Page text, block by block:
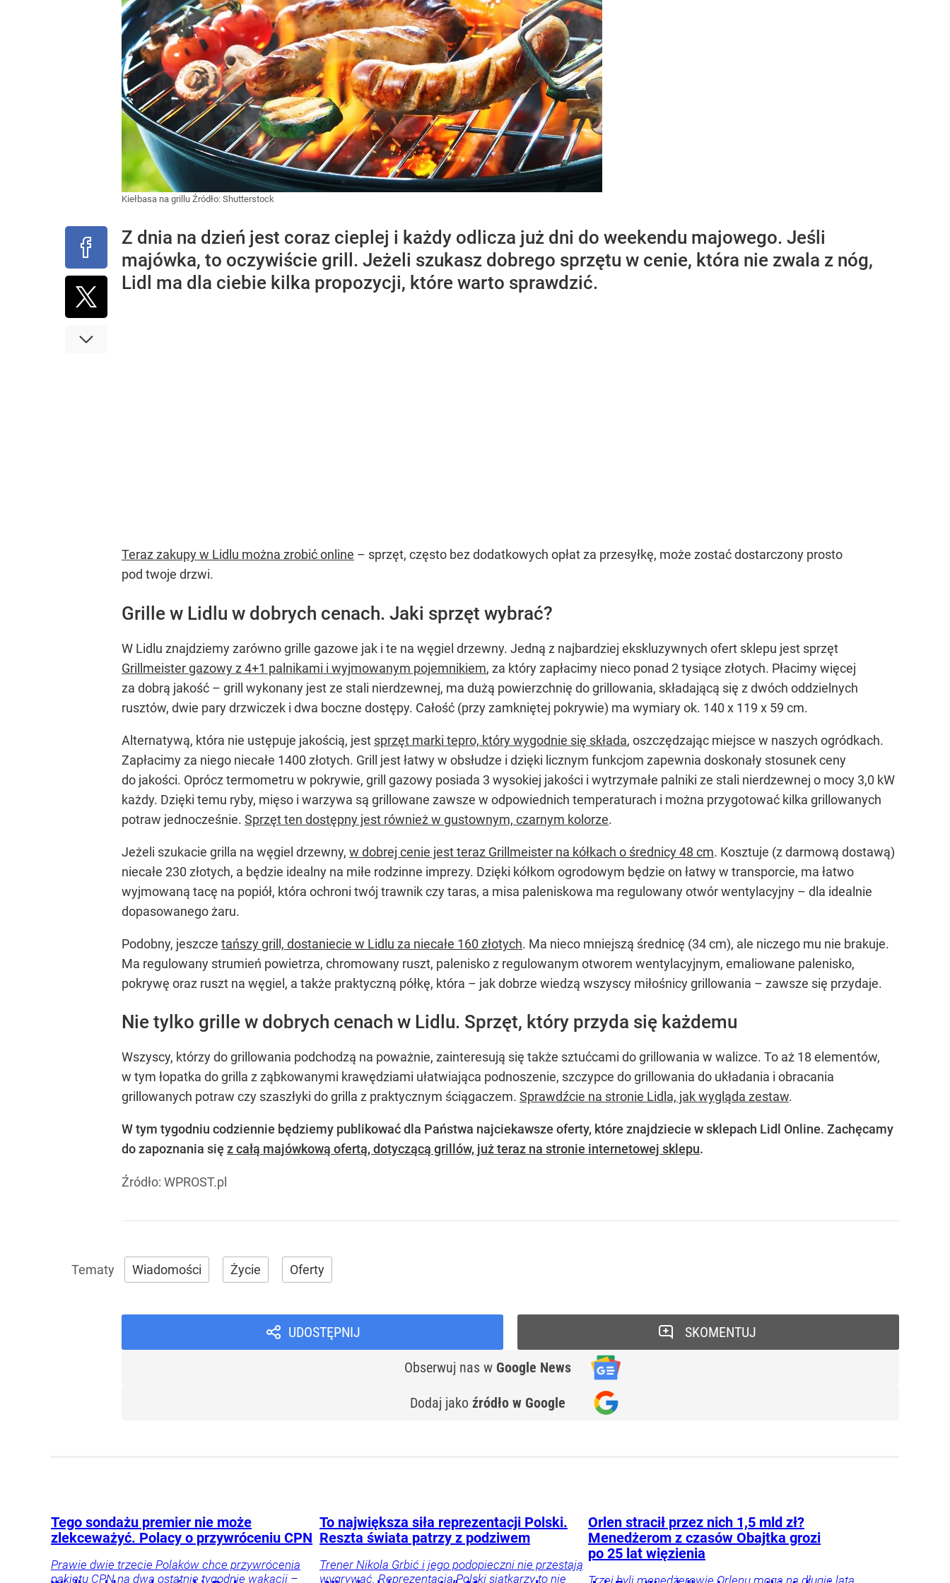
Kiełbasa na grillu Źródło: Shutterstock
Z dnia na dzień jest coraz cieplej i każdy odlicza już dni do weekendu majowego. Jeśli
majówka, to oczywiście grill. Jeżeli szukasz dobrego sprzętu w cenie, która nie zwala z nóg,
Lidl ma dla ciebie kilka propozycji, które warto sprawdzić.
Teraz zakupy w Lidlu można zrobić online – sprzęt, często bez dodatkowych opłat za przesyłkę, może zostać dostarczony prosto
pod twoje drzwi.
Grille w Lidlu w dobrych cenach. Jaki sprzęt wybrać?
W Lidlu znajdziemy zarówno grille gazowe jak i te na węgiel drzewny. Jedną z najbardziej ekskluzywnych ofert sklepu jest sprzęt
Grillmeister gazowy z 4+1 palnikami i wyjmowanym pojemnikiem, za który zapłacimy nieco ponad 2 tysiące złotych. Płacimy więcej
za dobrą jakość – grill wykonany jest ze stali nierdzewnej, ma dużą powierzchnię do grillowania, składającą się z dwóch oddzielnych
rusztów, dwie pary drzwiczek i dwa boczne dostępy. Całość (przy zamkniętej pokrywie) ma wymiary ok. 140 x 119 x 59 cm.
Alternatywą, która nie ustępuje jakością, jest sprzęt marki tepro, który wygodnie się składa, oszczędzając miejsce w naszych ogródkach.
Zapłacimy za niego niecałe 1400 złotych. Grill jest łatwy w obsłudze i dzięki licznym funkcjom zapewnia doskonały stosunek ceny
do jakości. Oprócz termometru w pokrywie, grill gazowy posiada 3 wysokiej jakości i wytrzymałe palniki ze stali nierdzewnej o mocy 3,0 kW
każdy. Dzięki temu ryby, mięso i warzywa są grillowane zawsze w odpowiednich temperaturach i można przygotować kilka grillowanych
potraw jednocześnie. Sprzęt ten dostępny jest również w gustownym, czarnym kolorze.
Jeżeli szukacie grilla na węgiel drzewny, w dobrej cenie jest teraz Grillmeister na kółkach o średnicy 48 cm. Kosztuje (z darmową dostawą)
niecałe 230 złotych, a będzie idealny na miłe rodzinne imprezy. Dzięki kółkom ogrodowym będzie on łatwy w transporcie, ma łatwo
wyjmowaną tacę na popiół, która ochroni twój trawnik czy taras, a misa paleniskowa ma regulowany otwór wentylacyjny – dla idealnie
dopasowanego żaru.
Podobny, jeszcze tańszy grill, dostaniecie w Lidlu za niecałe 160 złotych. Ma nieco mniejszą średnicę (34 cm), ale niczego mu nie brakuje.
Ma regulowany strumień powietrza, chromowany ruszt, palenisko z regulowanym otworem wentylacyjnym, emaliowane palenisko,
pokrywę oraz ruszt na węgiel, a także praktyczną półkę, która – jak dobrze wiedzą wszyscy miłośnicy grillowania – zawsze się przydaje.
Nie tylko grille w dobrych cenach w Lidlu. Sprzęt, który przyda się każdemu
Wszyscy, którzy do grillowania podchodzą na poważnie, zainteresują się także sztućcami do grillowania w walizce. To aż 18 elementów,
w tym łopatka do grilla z ząbkowanymi krawędziami ułatwiająca podnoszenie, szczypce do grillowania do układania i obracania
grillowanych potraw czy szaszłyki do grilla z praktycznym ściągaczem. Sprawdźcie na stronie Lidla, jak wygląda zestaw.
W tym tygodniu codziennie będziemy publikować dla Państwa najciekawsze oferty, które znajdziecie w sklepach Lidl Online. Zachęcamy
do zapoznania się z całą majówkową ofertą, dotyczącą grillów, już teraz na stronie internetowej sklepu.
Źródło: WPROST.pl
Wiadomości Życie Oferty
UDOSTĘPNIJ
Obserwuj nas w Google News
Dodaj jako źródło w Google
SKOMENTUJ
Tego sondażu premier nie może
zlekceważyć. Polacy o przywróceniu CPN
Prawie dwie trzecie Polaków chce przywrócenia
pakietu CPN na dwa ostatnie tygodnie wakacji –
To największa siła reprezentacji Polski.
Reszta świata patrzy z podziwem
Trener Nikola Grbić i jego podopieczni nie przestają
wygrywać. Reprezentacja Polski siatkarzy to nie
Orlen stracił przez nich 1,5 mld zł?
Menedżerom z czasów Obajtka grozi
po 25 lat więzienia